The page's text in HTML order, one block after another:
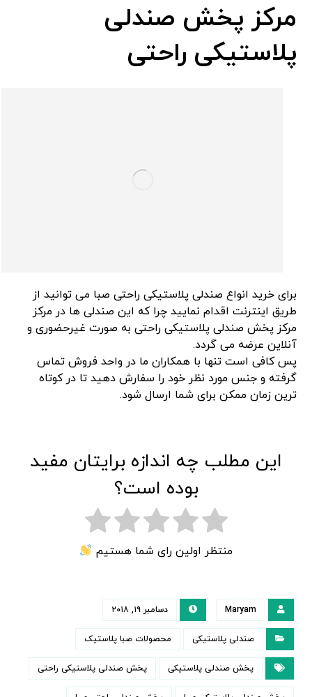
مرکز پخش صندلی
پلاستیکی راحتی
برای خرید انواع صندلی پلاستیکی راحتی صبا می توانید از
طریق اینترنت اقدام نمایید چرا که این صندلی ها در مرکز
مرکز پخش صندلی پلاستیکی راحتی به صورت غیرحضوری و
آنلاین عرضه می گردد.
پس کافی است تنها با همکاران ما در واحد فروش تماس
گرفته و جنس مورد نظر خود را سفارش دهید تا در کوتاه
ترین زمان ممکن برای شما ارسال شود.
این مطلب چه اندازه برایتان مفید
بوده است؟
منتظر اولین رای شما هستیم
Maryam دسامبر ۱۹, ۲۰۱۸
صندلی پلاستیکی محصولات صبا پلاستیک
پخش صندلی پلاستیکی پخش صندلی پلاستیکی راحتی